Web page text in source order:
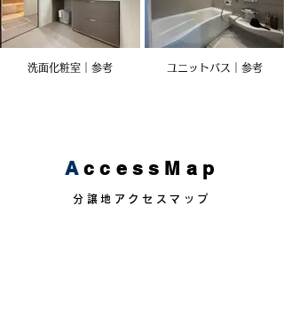
洗面化粧室｜参考 ユニットバス｜参考
A ccessMap
分譲地アクセスマップ